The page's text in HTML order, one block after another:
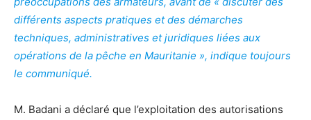
différents aspects pratiques et des démarches
techniques, administratives et juridiques liées aux
opérations de la pêche en Mauritanie », indique toujours
le communiqué.
M. Badani a déclaré que l’exploitation des autorisations